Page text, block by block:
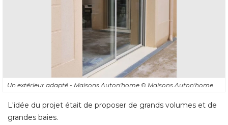
Un extérieur adapté - Maisons Auton'home © Maisons Auton'home
L'idée du projet était de proposer de grands volumes et de
grandes baies.